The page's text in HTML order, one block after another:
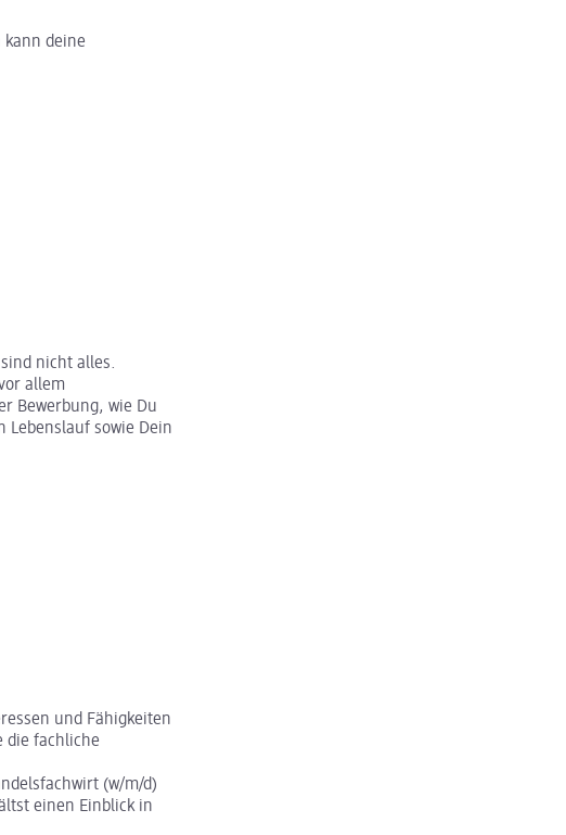
kann deine
nicht alles.
allem
Bewerbung, wie Du
Lebenslauf sowie Dein
und Fähigkeiten
die fachliche
(w/m/d)
einen Einblick in